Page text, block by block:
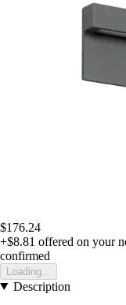
$176.24
+$8.81 offered on your
confirmed
Loading...
Description